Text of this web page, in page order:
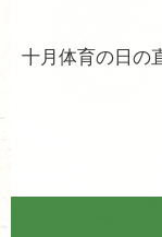
十月体育の日の